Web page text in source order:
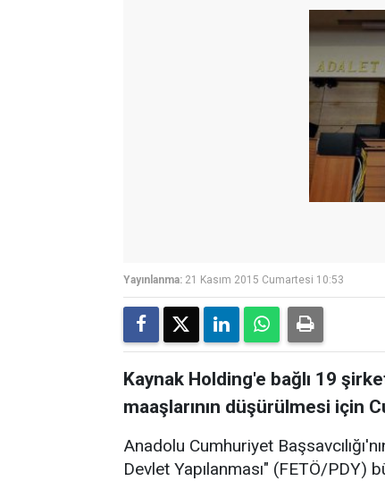
Yayınlanma: 21 Kasım 2015 Cumartesi 10:53
Kaynak Holding'e bağlı 19
maaşlarının düşürülmesi için
Anadolu Cumhuriyet
Devlet Yapılanması" (FETÖ/